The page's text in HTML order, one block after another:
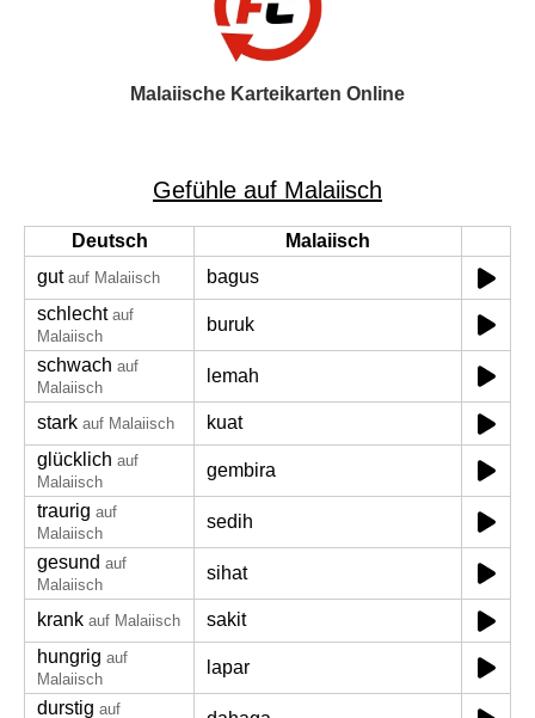
Malaiische Karteikarten Online
Gefühle auf Malaiisch
Deutsch
Malaiisch
gut auf Malaiisch
bagus
schlecht auf
Malaiisch
buruk
schwach auf
Malaiisch
lemah
stark auf Malaiisch
kuat
glücklich auf
Malaiisch
gembira
traurig auf
Malaiisch
sedih
gesund auf
Malaiisch
sihat
krank auf Malaiisch
sakit
hungrig auf
Malaiisch
lapar
durstig auf